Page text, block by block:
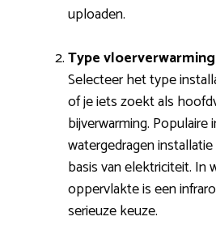
uploaden.
Type
Selecteer het type
of je iets zoekt als
bijverwarming. Populaire
watergedragen
basis van elektriciteit. In
oppervlakte is een
serieuze keuze.